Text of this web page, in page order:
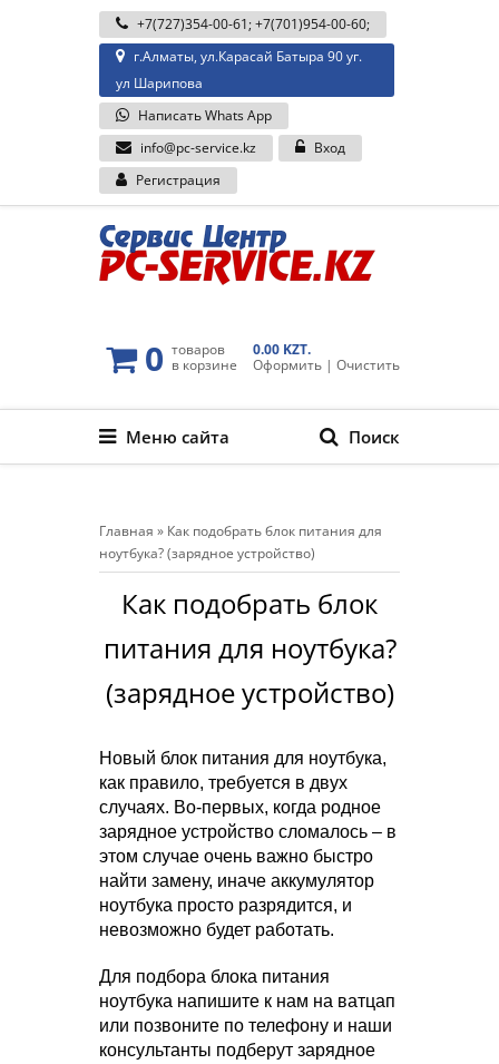
+7(727)354-00-61;+7(701)954-00-60;
г.Алматы, ул.Карасай Батыра 90 уг.
ул Шарипова
Написать Whats App
info@pc-service.kz
Вход
Регистрация
0 товаров
в корзине
0.00 KZT.
Оформить | Очистить
Меню сайта Поиск
Главная » Как подобрать блок питания для
ноутбука? (зарядное устройство)
Как подобрать блок
питания для ноутбука?
(зарядное устройство)
Новый блок питания для ноутбука,
как правило, требуется в двух
случаях. Во-первых, когда родное
зарядное устройство сломалось – в
этом случае очень важно быстро
найти замену, иначе аккумулятор
ноутбука просто разрядится, и
невозможно будет работать.
Для подбора блока питания
ноутбука напишите к нам на ватцап
или позвоните по телефону и наши
консультанты подберут зарядное